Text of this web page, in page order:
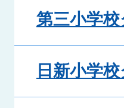
第三小学
日新小学